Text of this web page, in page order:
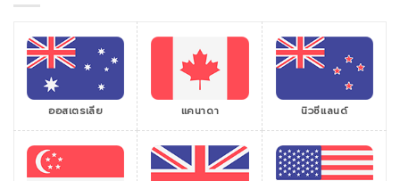
ออสเตรเลีย แคนาดา นิวซีแลนด์